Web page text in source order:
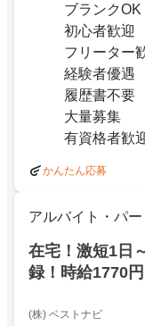
ブランクOK
初心者歓迎
フリーター
経験者優遇
履歴書不要
大量募集
有資格者歓
かんたん応募
アルバイト・パー
在宅！激短1日
録！時給1770円
(株) ベストナビ